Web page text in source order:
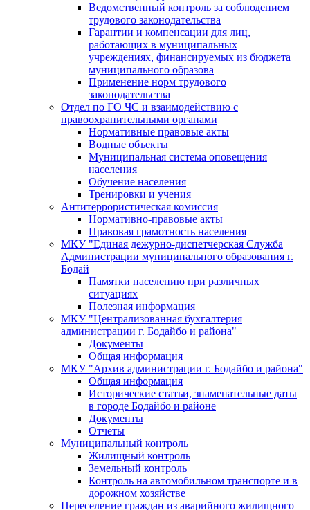
Ведомственный контроль за соблюдением
трудового законодательства
Гарантии и компенсации для лиц,
работающих в муниципальных
учреждениях, финансируемых из бюджета
муниципального образова
Применение норм трудового
законодательства
Отдел по ГО ЧС и взаимодействию с
правоохранительными органами
Нормативные правовые акты
Водные объекты
Муниципальная система оповещения
населения
Обучение населения
Тренировки и учения
Антитеррористическая комиссия
Нормативно-правовые акты
Правовая грамотность населения
МКУ "Единая дежурно-диспетчерская Служба
Администрации муниципального образования г.
Бодай
Памятки населению при различных
ситуациях
Полезная информация
МКУ "Централизованная бухгалтерия
администрации г. Бодайбо и района"
Документы
Общая информация
МКУ "Архив администрации г. Бодайбо и района"
Общая информация
Исторические статьи, знаменательные даты
в городе Бодайбо и районе
Документы
Отчеты
Муниципальный контроль
Жилищный контроль
Земельный контроль
Контроль на автомобильном транспорте и в
дорожном хозяйстве
Переселение граждан из аварийного жилищного